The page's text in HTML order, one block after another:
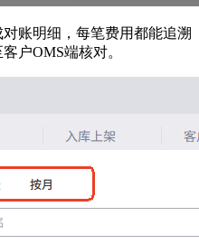
账明细，每笔费用都能追溯
户OMS端核对。